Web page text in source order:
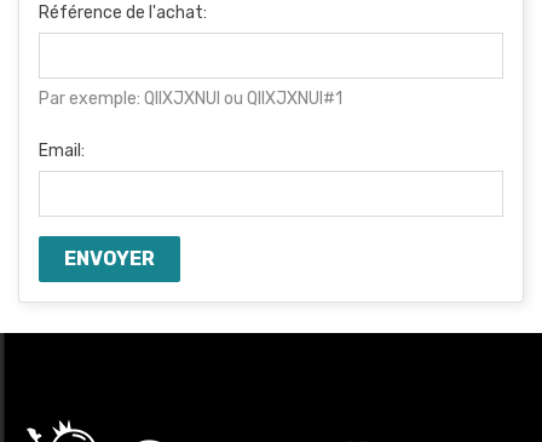
Référence de l'achat:
Par exemple: QIIXJXNUI ou QIIXJXNUI#1
Email:
ENVOYER